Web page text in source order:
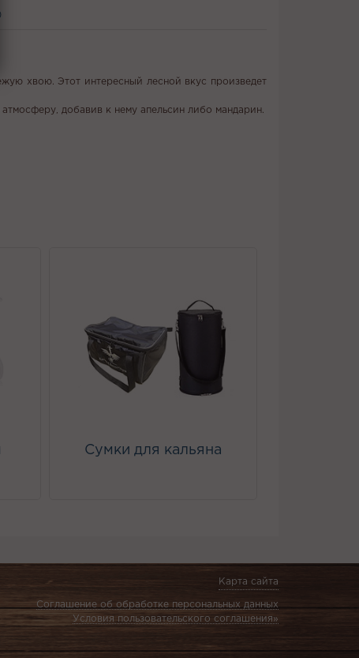
хвою. Этот интересный лесной вкус произведет
добавив к нему апельсин либо мандарин.
Сумки для кальяна
Карта сайта
Соглашение об обработке персональных данных
Условия пользовательского соглашения»